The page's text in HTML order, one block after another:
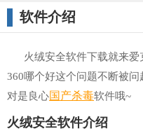
软件介绍
火绒安全软件下载就来
360哪个好这个问题不断被
对是良心国产杀毒软件哦~
火绒安全软件介绍